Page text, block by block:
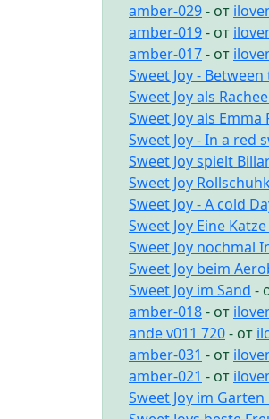
amber-029- от
amber-019- от
amber-017- от
Sweet Joy -
Sweet Joy als
Sweet Joy als Emma
Sweet Joy - In a red
Sweet Joy spielt
Sweet Joy
Sweet Joy - A cold
Sweet Joy Eine
Sweet Joy nochmal
Sweet Joy beim
Sweet Joy im Sand -
amber-018- от
ande v011 720- от
amber-031 - от
amber-021 - от
Sweet Joy im Garten